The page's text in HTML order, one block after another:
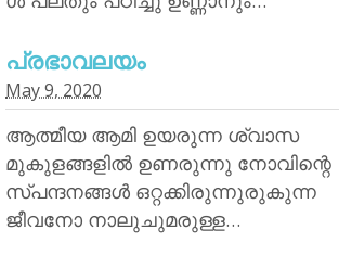
പ്രഭാവലയം
May 9, 2020
ആത്മീയ ആമി ഉയരുന്ന ശ്വാസ
മുകുളങ്ങളിൽ ഉണരുന്നു നോവിന്റെ
സ്പന്ദനങ്ങൾ ഒറ്റക്കിരുന്നുരുകുന്ന
ജീവനോ നാലുചുമരുള്ള…